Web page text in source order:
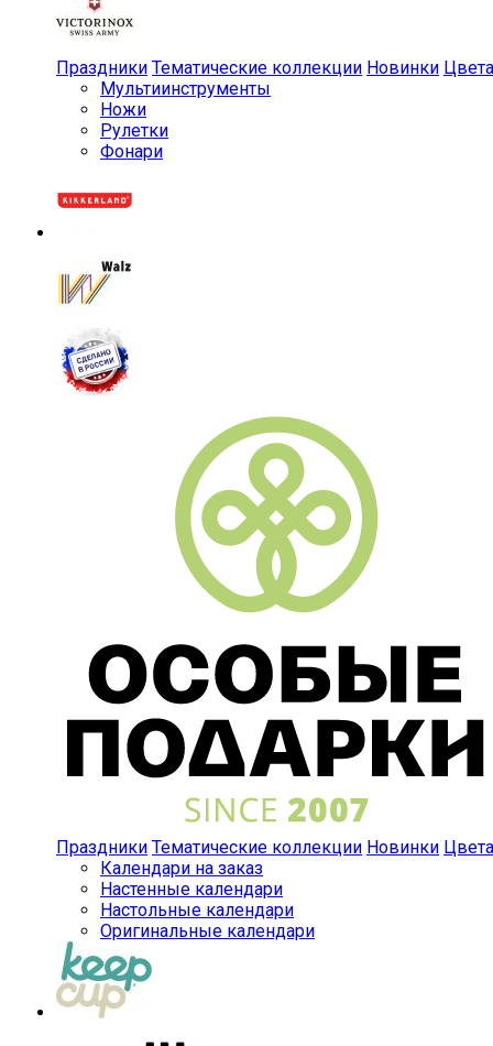
Праздники Тематические коллекции Новинки Цвета
Мульти­инструменты
Ножи
Рулетки
Фонари
Праздники Тематические коллекции Новинки Цвета
Календари на заказ
Настенные календари
Настольные календари
Оригинальные календари